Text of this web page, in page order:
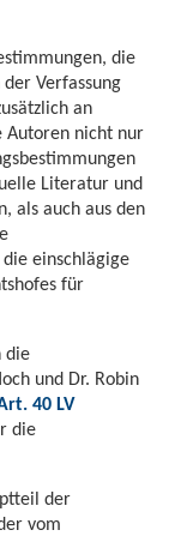
die
Verfassung
an
Autoren nicht nur
Literatur und
als auch aus den
einschlägige
für
die
und Dr. Robin
40 LV
die
der
vom